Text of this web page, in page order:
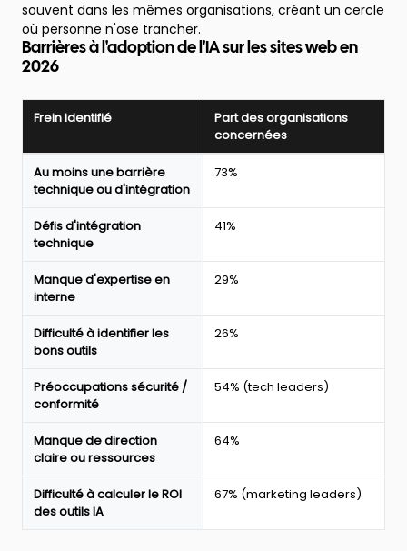
souvent dans les mêmes organisations, créant un cercle
où personne n'ose trancher.
Barrières à l'adoption de l'IA sur les sites web en
2026
freins
de
l'IA
les
sites
en
2026
rapport
State
Website
Frein identifié
Part des organisations
concernées
Au moins une barrière
technique ou d'intégration
73%
Défis d'intégration
technique
41%
Manque d'expertise en
interne
29%
Difficulté à identifier les
bons outils
26%
Préoccupations sécurité /
conformité
54% (tech leaders)
Manque de direction
claire ou ressources
64%
Difficulté à calculer le ROI
des outils IA
67% (marketing leaders)